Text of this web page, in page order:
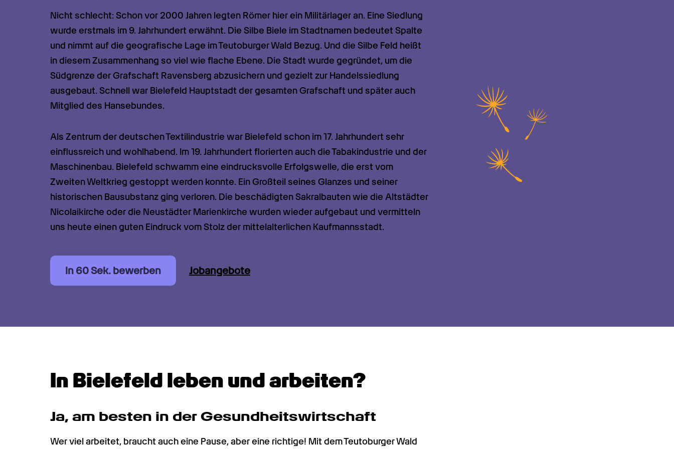
Nicht schlecht: Schon vor 2000 Jahren legten Römer hier ein Militärlager an. Eine Siedlung
wurde erstmals im 9. Jahrhundert erwähnt. Die Silbe Biele im Stadtnamen bedeutet Spalte
und nimmt auf die geografische Lage im Teutoburger Wald Bezug. Und die Silbe Feld heißt
in diesem Zusammenhang so viel wie flache Ebene. Die Stadt wurde gegründet, um die
Südgrenze der Grafschaft Ravensberg abzusichern und gezielt zur Handelssiedlung
ausgebaut. Schnell war Bielefeld Hauptstadt der gesamten Grafschaft und später auch
Mitglied des Hansebundes.
Als Zentrum der deutschen Textilindustrie war Bielefeld schon im 17. Jahrhundert sehr
einflussreich und wohlhabend. Im 19. Jahrhundert florierten auch die Tabakindustrie und der
Maschinenbau. Bielefeld schwamm eine eindrucksvolle Erfolgswelle, die erst vom
Zweiten Weltkrieg gestoppt werden konnte. Ein Großteil seines Glanzes und seiner
historischen Bausubstanz ging verloren. Die beschädigten Sakralbauten wie die Altstädter
Nicolaikirche oder die Neustädter Marienkirche wurden wieder aufgebaut und vermitteln
uns heute einen guten Eindruck vom Stolz der mittelalterlichen Kaufmannsstadt.
In 60 Sek. bewerben Jobangebote
In Bielefeld leben und arbeiten?
Ja, am besten in der Gesundheitswirtschaft
Wer viel arbeitet, braucht auch eine Pause, aber eine richtige! Mit dem Teutoburger Wald